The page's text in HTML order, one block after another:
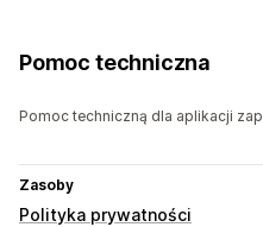
Pomoc techniczna
Pomoc techniczną dla aplikacji
Zasoby
Polityka prywatności